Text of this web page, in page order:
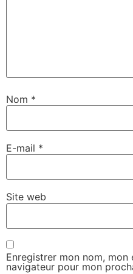
Nom *
E-mail *
Site web
Enregistrer mon nom,
navigateur pour mon